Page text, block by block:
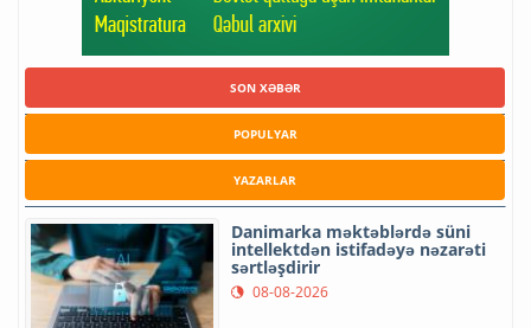
SON XƏBƏR
POPULYAR
YAZARLAR
Danimarka məktəblərdə süni
intellektdən istifadəyə nəzarəti
sərtləşdirir
08-08-2026